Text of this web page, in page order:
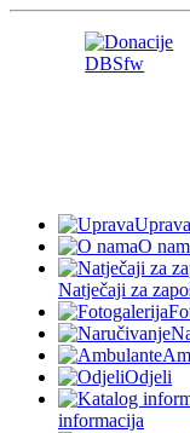
Uprava
O
Natječaji za
Odjeli
informacija